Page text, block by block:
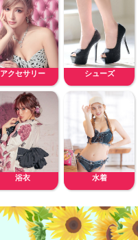
アクセサリー シューズ
浴衣 水着